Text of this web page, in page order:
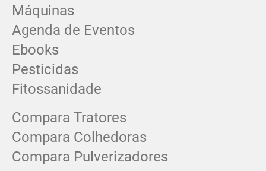
Máquinas
Agenda de Eventos
Ebooks
Pesticidas
Fitossanidade
Compara Tratores
Compara Colhedoras
Compara Pulverizadores